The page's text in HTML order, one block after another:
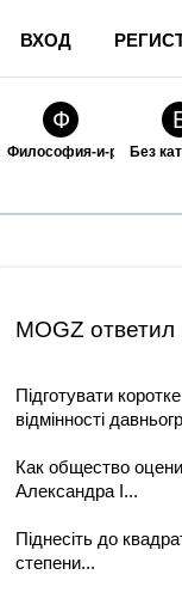
ВХОД
Ф
Философия-и-религия
Без
MOGZ ответил
Підготувати
відмінності
Как общество
Александра I...
Піднесіть до
степени...